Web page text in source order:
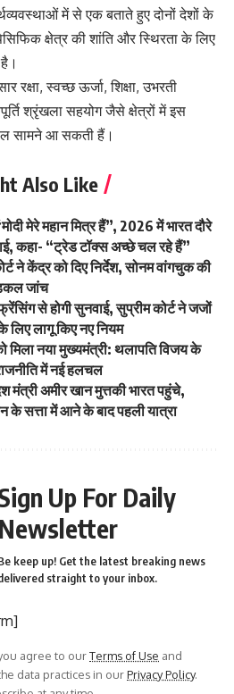
में से एक बताते हुए दोनों देशों के
क्षेत्र की शांति और स्थिरता के लिए
रक्षा, स्वच्छ ऊर्जा, शिक्षा, उभरती
श्रृंखला सहयोग जैसे क्षेत्रों में इस
सामने आ सकती हैं।
Also Like
मेरे महान मित्र हैं”, 2026 में भारत दौरे
कहा- “ट्रेड टॉक्स अच्छे चल रहे हैं”
ने केंद्र को दिए निर्देश, सोनम वांगचुक की
जांच
से होगी सुनवाई, सुप्रीम कोर्ट ने जजों
लिए लागू किए नए नियम
मिला नया मुख्यमंत्री: थलापति विजय के
में नई हलचल
मंत्री अमीर खान मुत्तकी भारत पहुंचे,
के सत्ता में आने के बाद पहली यात्रा
Up For Daily
Newsletter
keep up! Get the latest breaking news
straight to your inbox.
agree to ourTerms of Use and
data practices in ourPrivacy Policy.